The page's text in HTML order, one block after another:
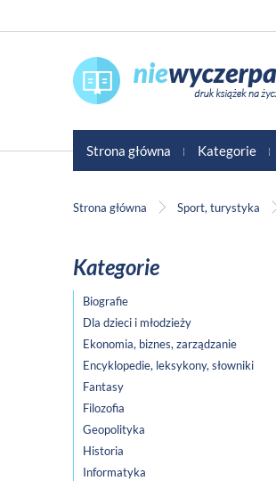
Strona główna Kategorie
Strona główna Sport, turystyka
Kategorie
Biografie
Dla dzieci i młodzieży
Ekonomia, biznes, zarządzanie
Encyklopedie, leksykony, słowniki
Fantasy
Filozofia
Geopolityka
Historia
Informatyka